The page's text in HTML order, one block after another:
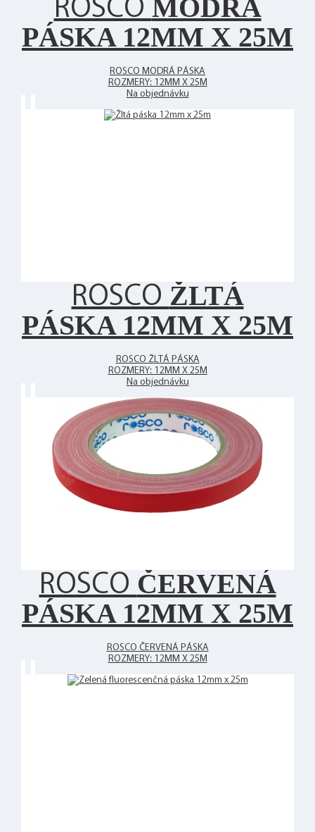
ROSCO MODRÁ
PÁSKA 12MM X 25M
ROSCO MODRÁ PÁSKA
ROZMERY: 12MM X 25M
Na objednávku
ROSCO ŽLTÁ
PÁSKA 12MM X 25M
ROSCO ŽLTÁ PÁSKA
ROZMERY: 12MM X 25M
Na objednávku
ROSCO ČERVENÁ
PÁSKA 12MM X 25M
ROSCO ČERVENÁ PÁSKA
ROZMERY: 12MM X 25M